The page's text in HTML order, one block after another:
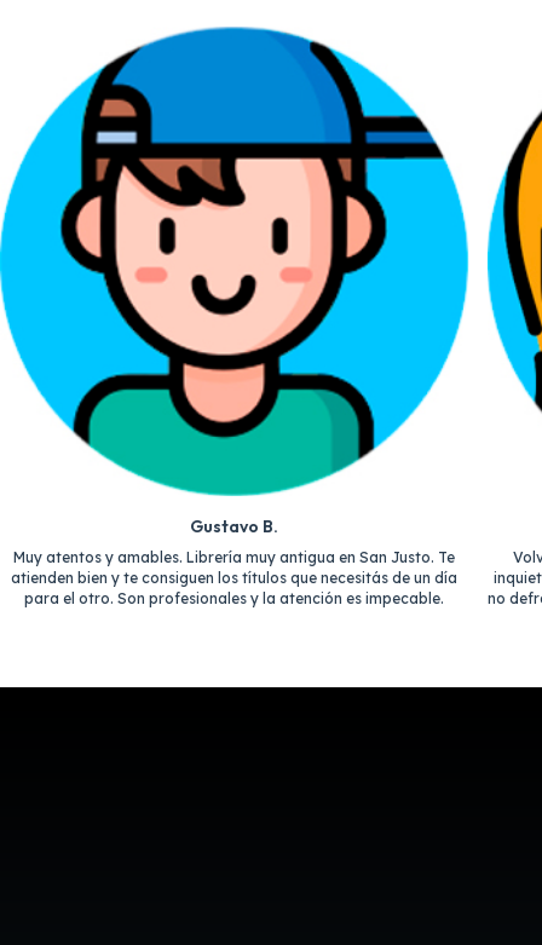
Gustavo B.
Muy atentos y amables. Librería muy antigua en San Justo. Te
atienden bien y te consiguen los títulos que necesitás de un día
para el otro. Son profesionales y la atención es impecable.
no